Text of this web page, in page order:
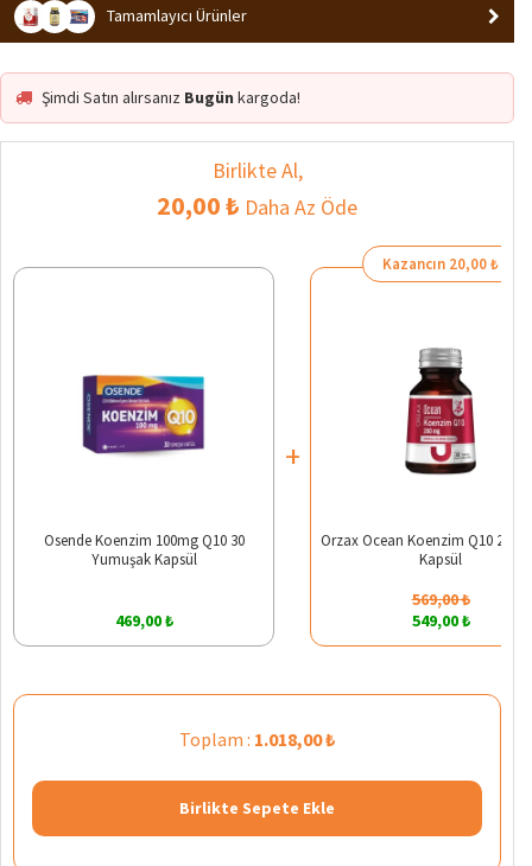
Tamamlayıcı Ürünler
Şimdi Satın alırsanız Bugün kargoda!
Birlikte Al,
20,00 ₺ Daha Az Öde
Osende Koenzim 100mg Q10 30
Yumuşak Kapsül
469,00 ₺
+
Kazancın 20,00 ₺
Orzax Ocean Koenzim Q10 200
Kapsül
569,00 ₺
549,00 ₺
Toplam : 1.018,00 ₺
Birlikte Sepete Ekle